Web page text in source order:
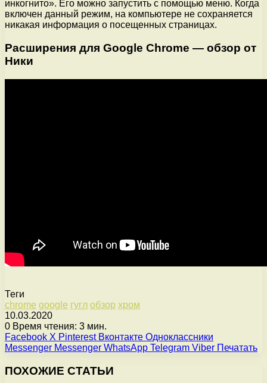
инкогнито». Его можно запустить с помощью меню. Когда
включен данный режим, на компьютере не сохраняется
никакая информация о посещенных страницах.
Расширения для Google Chrome — обзор от
Ники
Теги
chrome google гугл обзор хром
10.03.2020
0 Время чтения: 3 мин.
Facebook X Pinterest Вконтакте Одноклассники
Messenger Messenger WhatsApp Telegram Viber Печатать
ПОХОЖИЕ СТАТЬИ